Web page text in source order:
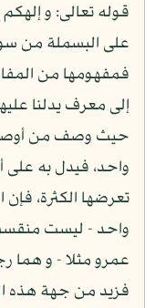
قوله تعالى: و إلهكم
على البسملة من
فمفهومها من
إلى معرف يدلنا
حيث وصف من
واحد، فيدل به على
تعرضها الكثرة،
واحد - ليست
عمرو مثلا - و هما
فزيد من جهة هذه